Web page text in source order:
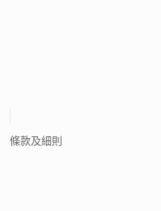
條款及細則